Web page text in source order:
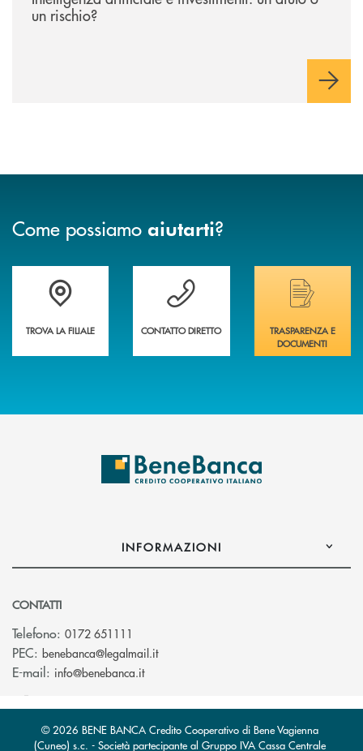
un rischio?
Come possiamo aiutarti?
Trova la filiale più vicina a te&nbsp;
TROVA LA FILIALE
Hai bisogno di assistenza immediata?
CONTATTO DIRETTO
Hai bisogno di
TRASPARENZA E
DOCUMENTI
INFORMAZIONI
CONTATTI
Telefono: 0172 651111
PEC: benebanca@legalmail.it(si apre l’app di posta elettronica)
E-mail: info@benebanca.it(si apre l’app di posta elettronica)
© 2026 BENE BANCA Credito Cooperativo di Bene Vagienna
(Cuneo) s.c. - Società partecipante al Gruppo IVA Cassa Centrale